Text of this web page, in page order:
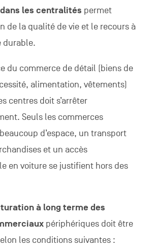
les centralités permet
de la qualité de vie et le recours à
durable.
du commerce de détail (biens de
alimentation, vêtements)
centres doit s’arrêter
Seuls les commerces
d’espace, un transport
et un accès
en voiture se justifient hors des
à long terme des
périphériques doit être
les conditions suivantes :